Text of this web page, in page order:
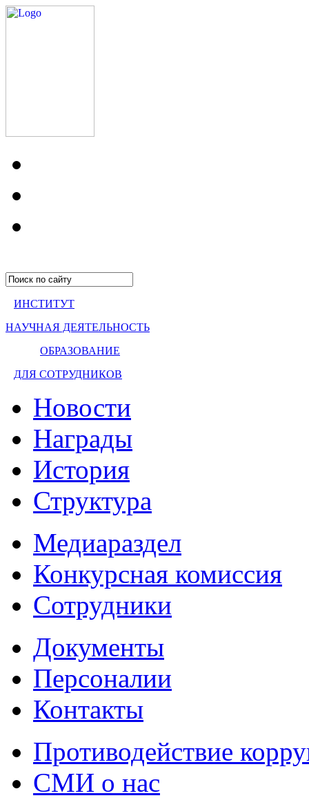
ИНСТИТУТ
НАУЧНАЯ ДЕЯТЕЛЬНОСТЬ
ОБРАЗОВАНИЕ
ДЛЯ СОТРУДНИКОВ
Новости
Награды
История
Структура
Медиараздел
Конкурсная комиссия
Сотрудники
Документы
Персоналии
Контакты
Противодействие
СМИ о нас